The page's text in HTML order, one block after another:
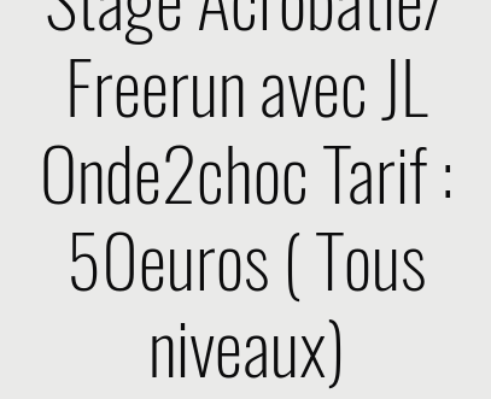
Freerun avec JL
Onde2choc Tarif :
50euros ( Tous
niveaux)